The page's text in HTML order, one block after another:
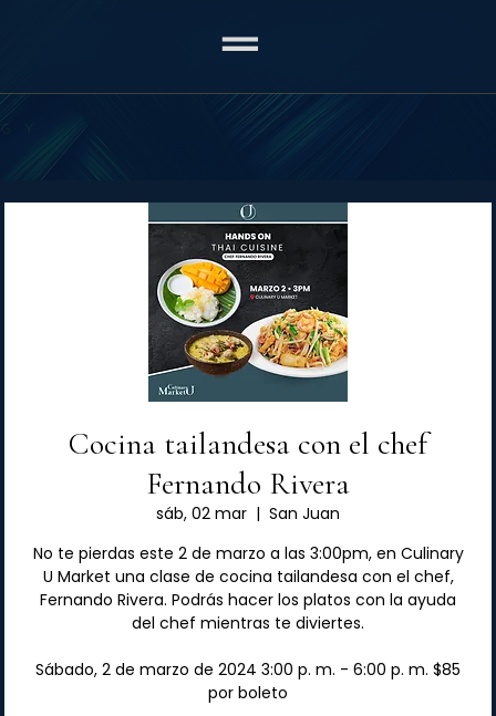
Cocina tailandesa con el chef
Fernando Rivera
sáb, 02 mar
  |
San Juan
No te pierdas este 2 de marzo a las 3:00pm, en Culinary
U Market una clase de cocina tailandesa con el chef,
Fernando Rivera. Podrás hacer los platos con la ayuda
del chef mientras te diviertes.
Sábado, 2 de marzo de 2024 3:00 p. m. - 6:00 p. m. $85
por boleto